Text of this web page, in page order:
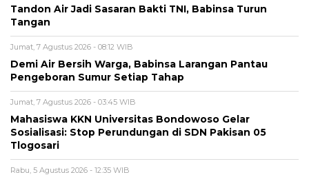
Tandon Air Jadi Sasaran Bakti TNI, Babinsa Turun
Tangan
Jumat, 7 Agustus 2026 - 08:12 WIB
Demi Air Bersih Warga, Babinsa Larangan Pantau
Pengeboran Sumur Setiap Tahap
Jumat, 7 Agustus 2026 - 03:45 WIB
Mahasiswa KKN Universitas Bondowoso Gelar
Sosialisasi: Stop Perundungan di SDN Pakisan 05
Tlogosari
Rabu, 5 Agustus 2026 - 12:35 WIB